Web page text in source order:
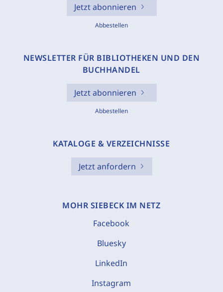
Jetzt abonnieren
Abbestellen
NEWSLETTER FÜR BIBLIOTHEKEN UND DEN
BUCHHANDEL
Jetzt abonnieren
Abbestellen
KATALOGE & VERZEICHNISSE
Jetzt anfordern
MOHR SIEBECK IM NETZ
Facebook
Bluesky
LinkedIn
Instagram